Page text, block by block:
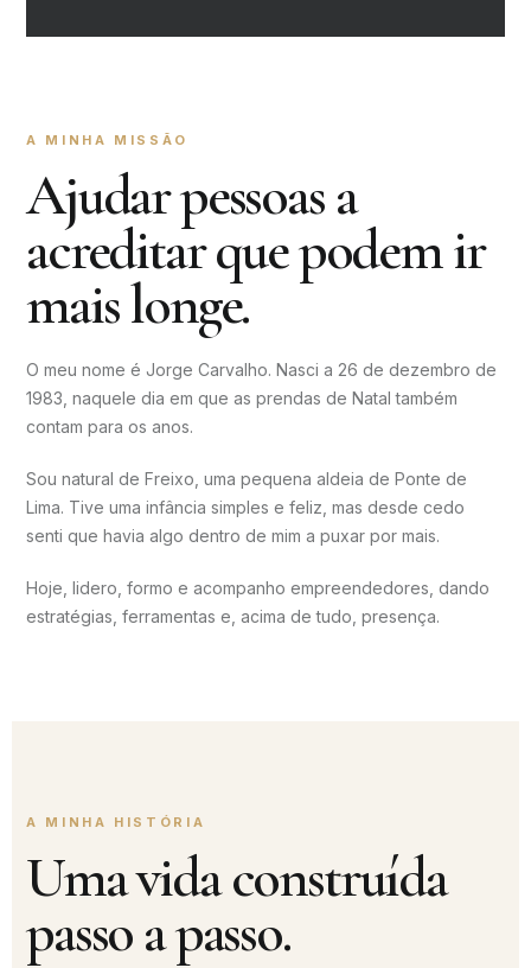
A MINHA MISSÃO
Ajudar pessoas a
acreditar que podem ir
mais longe.
O meu nome é Jorge Carvalho. Nasci a 26 de dezembro de
1983, naquele dia em que as prendas de Natal também
contam para os anos.
Sou natural de Freixo, uma pequena aldeia de Ponte de
Lima. Tive uma infância simples e feliz, mas desde cedo
senti que havia algo dentro de mim a puxar por mais.
Hoje, lidero, formo e acompanho empreendedores, dando
estratégias, ferramentas e, acima de tudo, presença.
A MINHA HISTÓRIA
Uma vida construída
passo a passo.